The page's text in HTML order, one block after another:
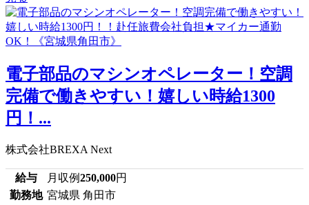
電子部品のマシンオペレーター！空調
完備で働きやすい！嬉しい時給1300
円！...
株式会社BREXA Next
給与 月収例250,000円
勤務地 宮城県 角田市